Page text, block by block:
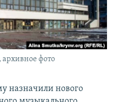
архивное фото
назначили нового